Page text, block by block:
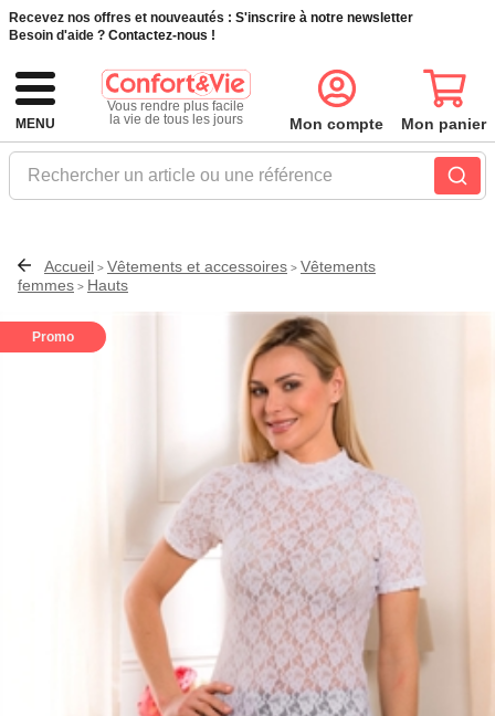
Recevez nos offres et nouveautés : S'inscrire à notre newsletter
Besoin d'aide ? Contactez-nous !
MENU
Vous rendre plus facile
la vie de tous les jours
Rechercher un article ou une référence
Mon compte Mon panier
Accueil > Vêtements et accessoires > Vêtements
femmes > Hauts
Promo